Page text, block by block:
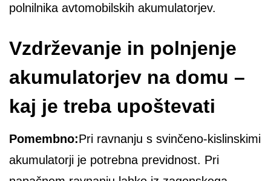
polnilnika avtomobilskih akumulatorjev.
Vzdrževanje in polnjenje
akumulatorjev na domu –
kaj je treba upoštevati
Pomembno:Pri ravnanju s svinčeno-kislinskimi
akumulatorji je potrebna previdnost. Pri